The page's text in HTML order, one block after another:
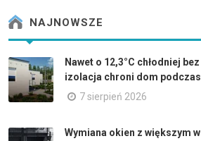
NAJNOWSZE
Nawet o 12,3°C chłodniej
izolacja chroni dom podczas
7 sierpień 2026
Wymiana okien z większym